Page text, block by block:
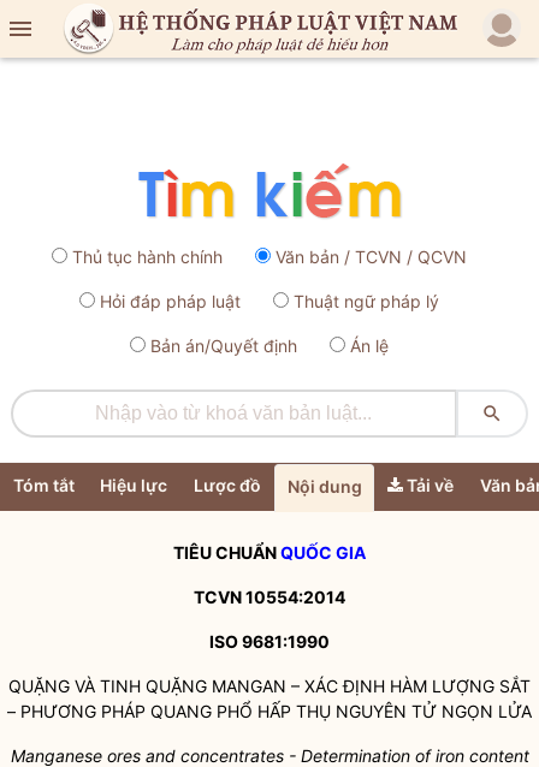

Thủ tục hành chính Văn bản / TCVN / QCVN
Hỏi đáp pháp luật Thuật ngữ pháp lý
Bản án/Quyết định Án lệ

Tóm tắt Hiệu lực Lược đồ Nội dung Tải về Văn
TIÊU CHUẨNQUỐC GIA
TCVN 10554:2014
ISO 9681:1990
QUẶNG VÀ TINH QUẶNG MANGAN – XÁC ĐỊNH HÀM LƯỢNG SẮT
– PHƯƠNG PHÁP QUANG PHỔ HẤP THỤ NGUYÊN TỬ NGỌN LỬA
Manganese ores and concentrates - Determination of iron content